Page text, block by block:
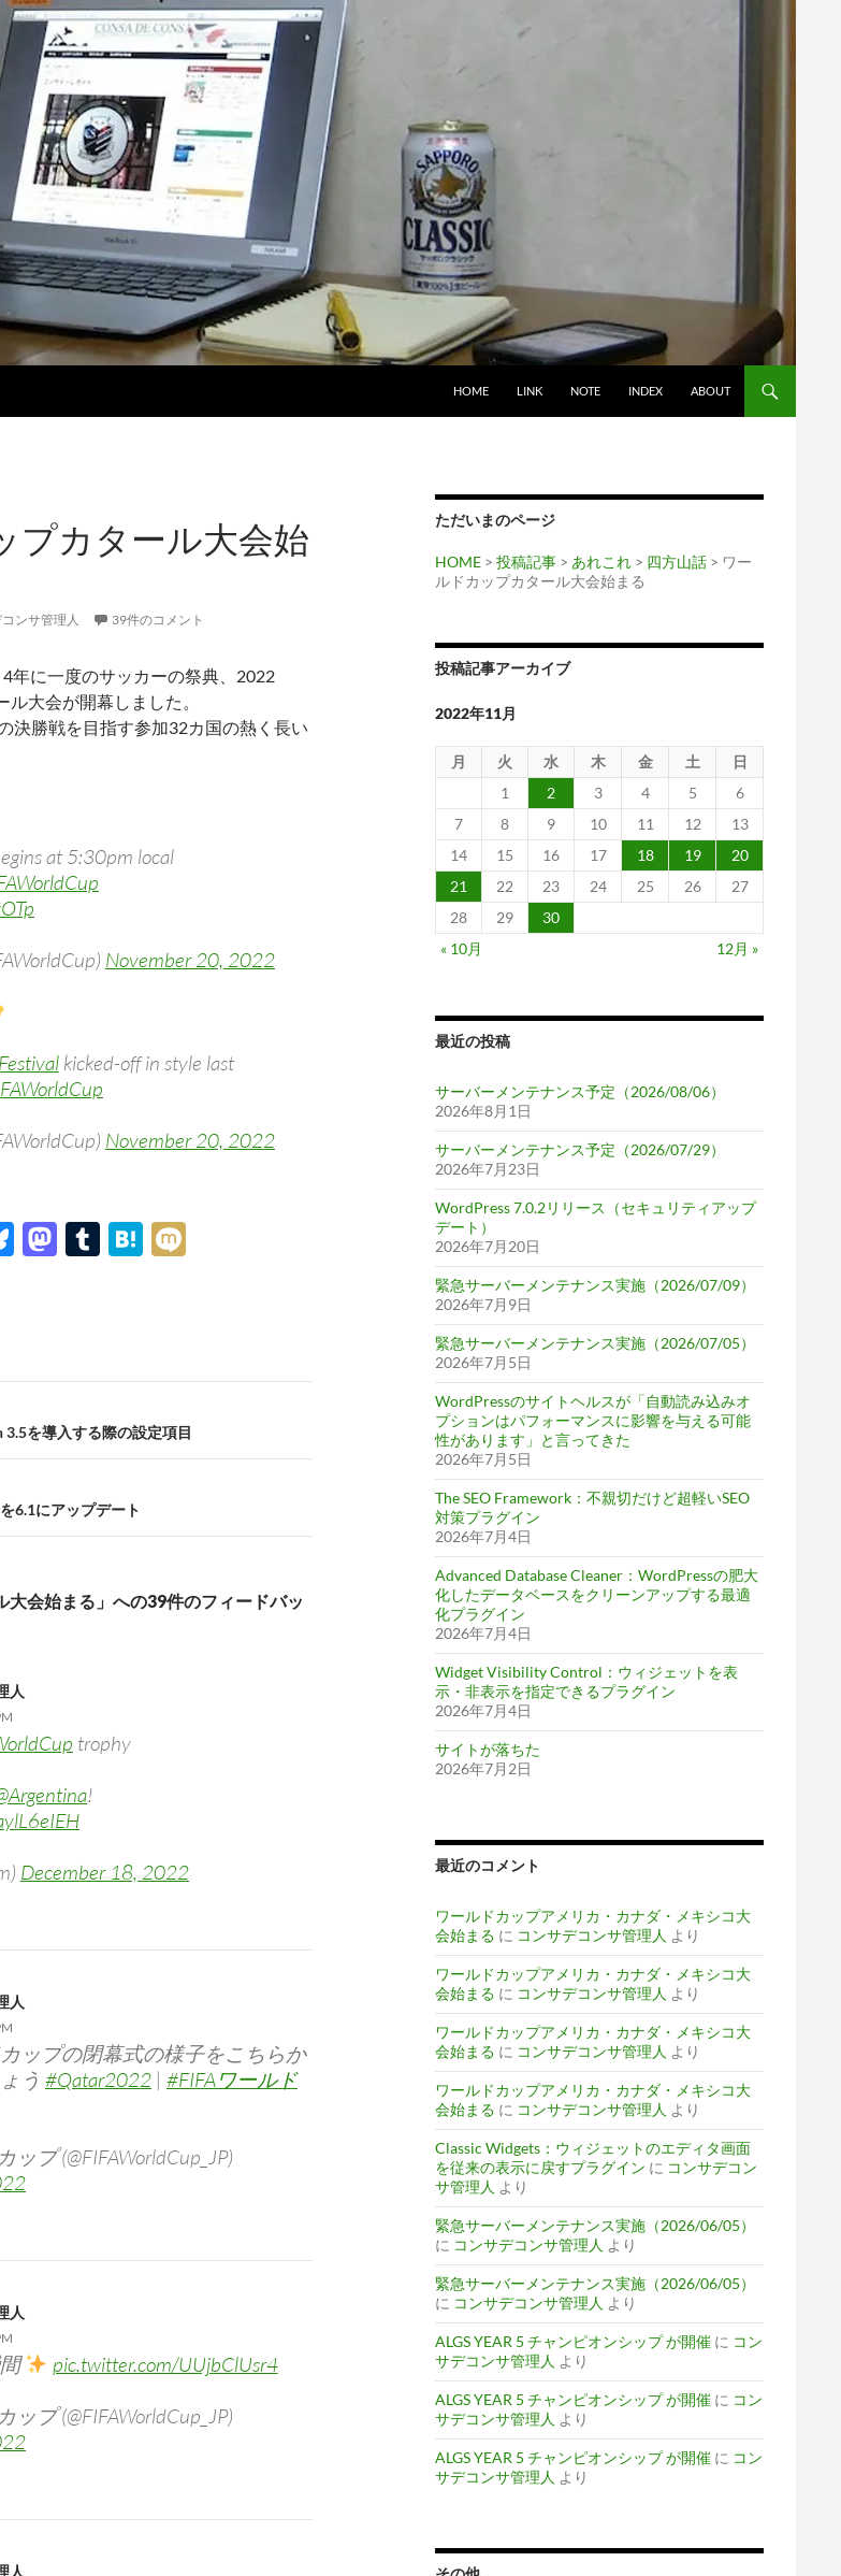
HOME
LINK NOTE INDEX ABOUT
プカタール大会始
ンサ管理人 39件のコメント
年に一度のサッカーの祭典、2022
大会が開幕しました。
決勝戦を目指す参加32カ国の熱く長い
at 5:30pm local
November 20, 2022
kicked-off in style last
November 20, 2022
Bl
y
M
o
T
r
H
a
を導入する際の設定項目
6.1にアップデート
大会始まる」への39件のフィードバッ
人
trophy
!
December 18, 2022
人
ップの閉幕式の様子をこちらか
う #Qatar2022 | #FIFAワールド
プ (@FIFAWorldCup_JP)
人
pic.twitter.com/UUjbClUsr4
プ (@FIFAWorldCup_JP)
人
ただいまのページ
HOME > 投稿記事 > あれこれ > 四方山話 > ワー
ルドカップカタール大会始まる
投稿記事アーカイブ
2022年11月
月 火 水 木 金 土
日
1
2 3 4 5
6
7
8 9 10 11 12
13
14
15 16 17 18 19
20
21
22 23 24 25 26
27
28
29
30
« 10月
12月 »
最近の投稿
サーバーメンテナンス予定（2026/08/06）
2026年8月1日
サーバーメンテナンス予定（2026/07/29）
2026年7月23日
WordPress 7.0.2リリース（セキュリティアップ
デート）
2026年7月20日
緊急サーバーメンテナンス実施（2026/07/09）
2026年7月9日
緊急サーバーメンテナンス実施（2026/07/05）
2026年7月5日
WordPressのサイトヘルスが「自動読み込みオ
プションはパフォーマンスに影響を与える可能
性があります」と言ってきた
2026年7月5日
The SEO Framework：不親切だけど超軽いSEO
対策プラグイン
2026年7月4日
Advanced Database Cleaner：WordPressの肥大
化したデータベースをクリーンアップする最適
化プラグイン
2026年7月4日
Widget Visibility Control：ウィジェットを表
示・非表示を指定できるプラグイン
2026年7月4日
サイトが落ちた
2026年7月2日
最近のコメント
ワールドカップアメリカ・カナダ・メキシコ大
会始まる に コンサデコンサ管理人 より
ワールドカップアメリカ・カナダ・メキシコ大
会始まる に コンサデコンサ管理人 より
ワールドカップアメリカ・カナダ・メキシコ大
会始まる に コンサデコンサ管理人 より
ワールドカップアメリカ・カナダ・メキシコ大
会始まる に コンサデコンサ管理人 より
Classic Widgets：ウィジェットのエディタ画面
を従来の表示に戻すプラグイン に コンサデコン
サ管理人 より
緊急サーバーメンテナンス実施（2026/06/05）
に コンサデコンサ管理人 より
緊急サーバーメンテナンス実施（2026/06/05）
に コンサデコンサ管理人 より
ALGS YEAR 5 チャンピオンシップ が開催 に コン
サデコンサ管理人 より
ALGS YEAR 5 チャンピオンシップ が開催 に コン
サデコンサ管理人 より
ALGS YEAR 5 チャンピオンシップ が開催 に コン
サデコンサ管理人 より